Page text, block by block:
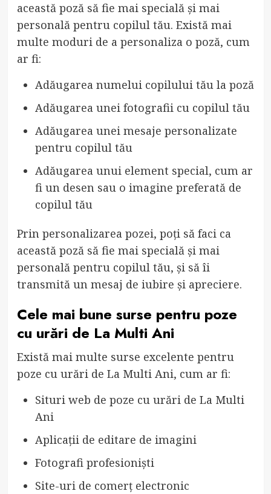
această poză să fie mai specială și mai
personală pentru copilul tău. Există mai
multe moduri de a personaliza o poză, cum
ar fi:
Adăugarea numelui copilului tău la poză
Adăugarea unei fotografii cu copilul tău
Adăugarea unei mesaje personalizate
pentru copilul tău
Adăugarea unui element special, cum ar
fi un desen sau o imagine preferată de
copilul tău
Prin personalizarea pozei, poți să faci ca
această poză să fie mai specială și mai
personală pentru copilul tău, și să îi
transmită un mesaj de iubire și apreciere.
Cele mai bune surse pentru poze
cu urări de La Multi Ani
Există mai multe surse excelente pentru
poze cu urări de La Multi Ani, cum ar fi:
Situri web de poze cu urări de La Multi
Ani
Aplicații de editare de imagini
Fotografi profesioniști
Site-uri de comerț electronic